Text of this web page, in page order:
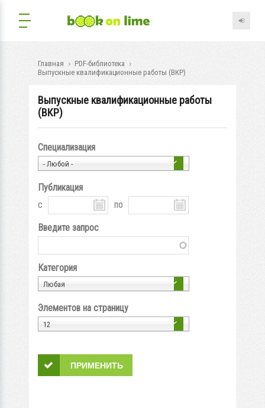
Главная
PDF-библиотека
Выпускные квалификационные работы (ВКР)
Выпускные квалификационные работы
(ВКР)
Специализация
- Любой -
Публикация
с
по
Введите запрос
Категория
Любая
Элементов на страницу
12